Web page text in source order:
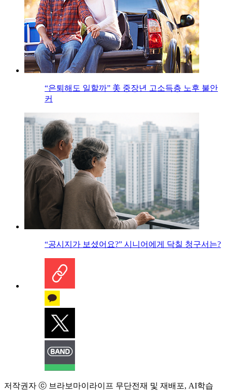
“은퇴해도 일할까” 美 중장년 고소득층 노후 불안
커
“공시지가 보셨어요?” 시니어에게 닥칠 청구서는?
저작권자 ⓒ 브라보마이라이프 무단전재 및 재배포, AI학습